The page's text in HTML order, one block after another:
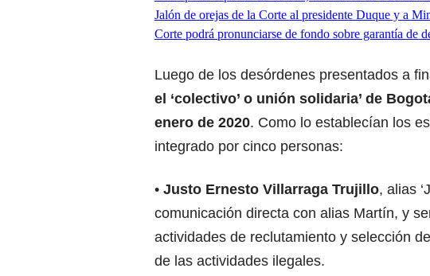
Jalón de orejas de la Corte al presidente Duque y a
Corte podrá pronunciarse de fondo sobre garantía de
Luego de los desórdenes presentados a
el ‘colectivo’ o unión solidaria’ de
enero de 2020. Como lo establecían los
integrado por cinco personas:
• Justo Ernesto Villarraga Trujillo, alias
comunicación directa con alias Martín, y
actividades de reclutamiento y selección
de las actividades ilegales.